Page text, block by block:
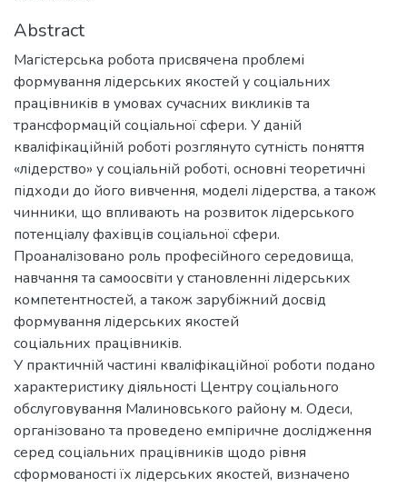
Abstract
Магістерська робота присвячена проблемі
формування лідерських якостей у соціальних
працівників в умовах сучасних викликів та
трансформацій соціальної сфери. У даній
кваліфікаційній роботі розглянуто сутність поняття
«лідерство» у соціальній роботі, основні теоретичні
підходи до його вивчення, моделі лідерства, а також
чинники, що впливають на розвиток лідерського
потенціалу фахівців соціальної сфери.
Проаналізовано роль професійного середовища,
навчання та самоосвіти у становленні лідерських
компетентностей, а також зарубіжний досвід
формування лідерських якостей
соціальних працівників.
У практичній частині кваліфікаційної роботи подано
характеристику діяльності Центру соціального
обслуговування Малиновського району м. Одеси,
організовано та проведено емпіричне дослідження
серед соціальних працівників щодо рівня
сформованості їх лідерських якостей, визначено